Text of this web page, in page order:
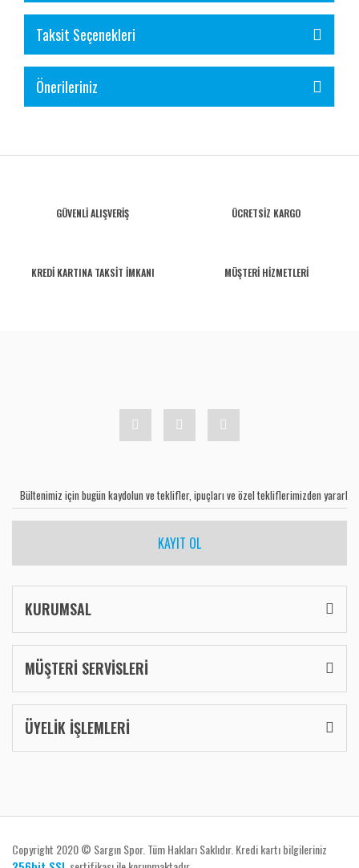
Taksit Seçenekleri
Önerileriniz
GÜVENLİ ALIŞVERİŞ ÜCRETSİZ KARGO
KREDİ KARTINA TAKSİT İMKANI MÜŞTERİ HİZMETLERİ
KAYIT OL
KURUMSAL
MÜŞTERİ SERVİSLERİ
ÜYELİK İŞLEMLERİ
Copyright 2020 © Sargın Spor. Tüm Hakları Saklıdır. Kredi kartı bilgileriniz